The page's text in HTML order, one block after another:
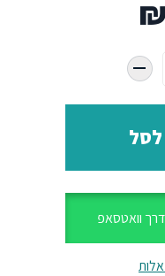
₪
הנוכחי
הוא:
₪66.
וואטסאפ